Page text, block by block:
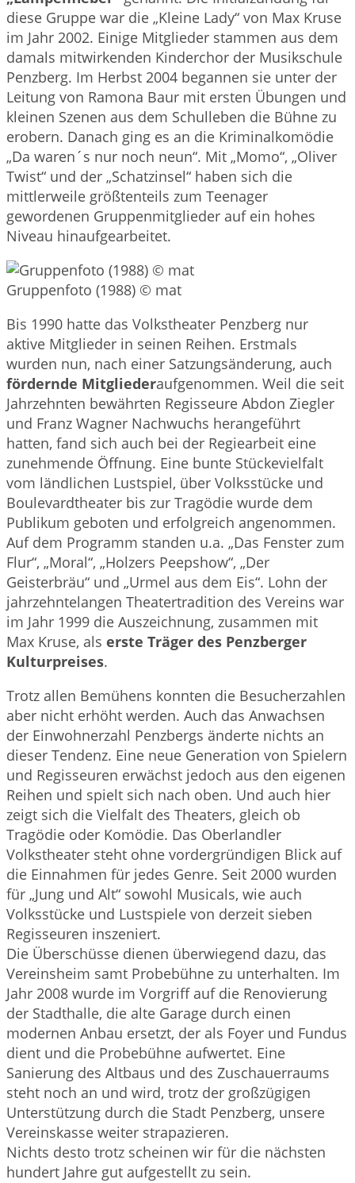
diese Gruppe war die „Kleine Lady“ von Max Kruse
im Jahr 2002. Einige Mitglieder stammen aus dem
damals mitwirkenden Kinderchor der Musikschule
Penzberg. Im Herbst 2004 begannen sie unter der
Leitung von Ramona Baur mit ersten Übungen und
kleinen Szenen aus dem Schulleben die Bühne zu
erobern. Danach ging es an die Kriminalkomödie
„Da waren´s nur noch neun“. Mit „Momo“, „Oliver
Twist“ und der „Schatzinsel“ haben sich die
mittlerweile größtenteils zum Teenager
gewordenen Gruppenmitglieder auf ein hohes
Niveau hinaufgearbeitet.
Gruppenfoto (1988) © mat
Bis 1990 hatte das Volkstheater Penzberg nur
aktive Mitglieder in seinen Reihen. Erstmals
wurden nun, nach einer Satzungsänderung, auch
fördernde Mitgliederaufgenommen. Weil die seit
Jahrzehnten bewährten Regisseure Abdon Ziegler
und Franz Wagner Nachwuchs herangeführt
hatten, fand sich auch bei der Regiearbeit eine
zunehmende Öffnung. Eine bunte Stückevielfalt
vom ländlichen Lustspiel, über Volksstücke und
Boulevardtheater bis zur Tragödie wurde dem
Publikum geboten und erfolgreich angenommen.
Auf dem Programm standen u.a. „Das Fenster zum
Flur“, „Moral“, „Holzers Peepshow“, „Der
Geisterbräu“ und „Urmel aus dem Eis“. Lohn der
jahrzehntelangen Theatertradition des Vereins war
im Jahr 1999 die Auszeichnung, zusammen mit
Max Kruse, als erste Träger des Penzberger
Kulturpreises.
Trotz allen Bemühens konnten die Besucherzahlen
aber nicht erhöht werden. Auch das Anwachsen
der Einwohnerzahl Penzbergs änderte nichts an
dieser Tendenz. Eine neue Generation von Spielern
und Regisseuren erwächst jedoch aus den eigenen
Reihen und spielt sich nach oben. Und auch hier
zeigt sich die Vielfalt des Theaters, gleich ob
Tragödie oder Komödie. Das Oberlandler
Volkstheater steht ohne vordergründigen Blick auf
die Einnahmen für jedes Genre. Seit 2000 wurden
für „Jung und Alt“ sowohl Musicals, wie auch
Volksstücke und Lustspiele von derzeit sieben
Regisseuren inszeniert.
Die Überschüsse dienen überwiegend dazu, das
Vereinsheim samt Probebühne zu unterhalten. Im
Jahr 2008 wurde im Vorgriff auf die Renovierung
der Stadthalle, die alte Garage durch einen
modernen Anbau ersetzt, der als Foyer und Fundus
dient und die Probebühne aufwertet. Eine
Sanierung des Altbaus und des Zuschauerraums
steht noch an und wird, trotz der großzügigen
Unterstützung durch die Stadt Penzberg, unsere
Vereinskasse weiter strapazieren.
Nichts desto trotz scheinen wir für die nächsten
hundert Jahre gut aufgestellt zu sein.